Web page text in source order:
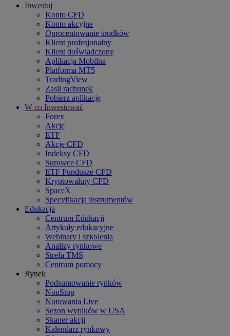
Inwestuj
Konto CFD
Konto akcyjne
Oprocentowanie środków
Klient profesjonalny
Klient doświadczony
Aplikacja Mobilna
Platforma MT5
TradingView
Zasil rachunek
Pobierz aplikację
W co Inwestować
Forex
Akcje
ETF
Akcje CFD
Indeksy CFD
Surowce CFD
ETF Fundusze CFD
Kryptowaluty CFD
SpaceX
Specyfikacja instrumentów
Edukacja
Centrum Edukacji
Artykuły edukacyjne
Webinary i szkolenia
Analizy rynkowe
Strefa TMS
Centrum pomocy
Rynek
Podsumowanie rynków
NonStop
Notowania Live
Sezon wyników w USA
Skaner akcji
Kalendarz rynkowy